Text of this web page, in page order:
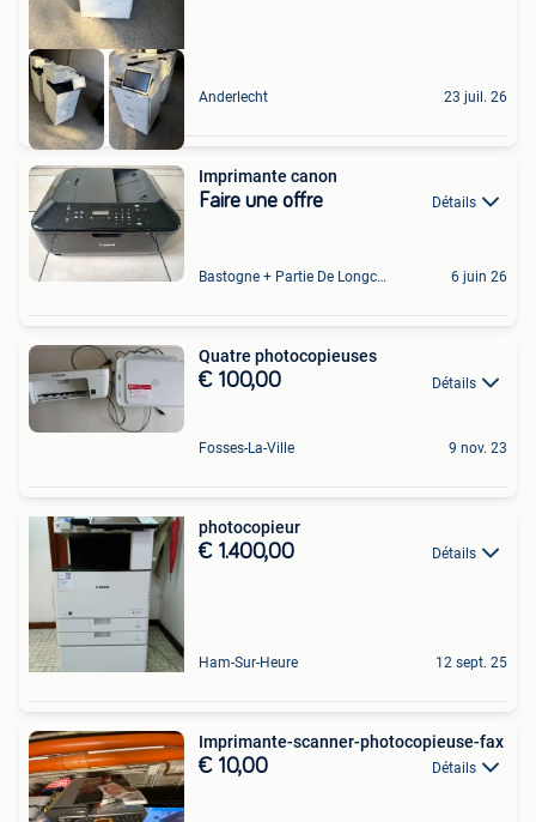
Anderlecht 23 juil. 26
Imprimante canon
Faire une offre Détails
Bastogne + Partie De Longchamps Et Sibret 6 juin 26
Quatre photocopieuses
€ 100,00 Détails
Fosses-La-Ville 9 nov. 23
photocopieur
€ 1.400,00 Détails
Ham-Sur-Heure 12 sept. 25
Imprimante-scanner-photocopieuse-fax
€ 10,00 Détails